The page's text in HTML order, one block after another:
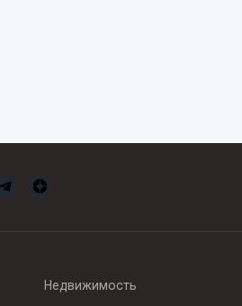
Недвижимость